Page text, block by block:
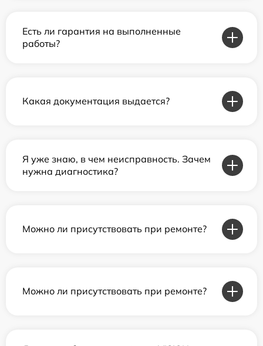
Есть ли гарантия на выполненные
работы?
Какая документация выдается?
Я уже знаю, в чем неисправность. Зачем
нужна диагностика?
Можно ли присутствовать при ремонте?
Можно ли присутствовать при ремонте?